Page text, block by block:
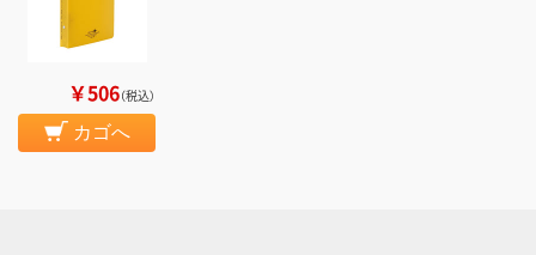
￥506（税込）
カゴへ